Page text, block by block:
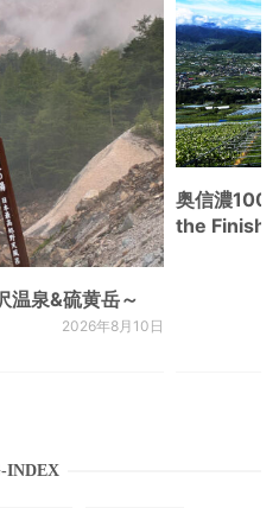
泉&硫黄岳～
2026年8月10日
奥信濃100
the Finish
INDEX